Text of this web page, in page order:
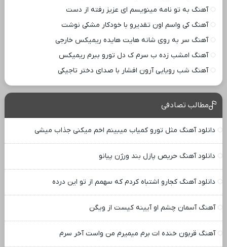
آهنگ به تو نامه مینویسم ای عزیز رفته از دست
آهنگ کی واسم اون تقدیرو با خودکار مشکی نوشت
آهنگ سر به روی شانه هایت هایده ریمیکس خارجی
آهنگ امشب زده ب سرم ک دل تورو ببرم ریمیکس
آهنگ شب رویایی آرون افشار با صدای دختر تاجیکی
مطالب تصادفی
دانلود آهنگ مثل تورو کمیاب میبینم اخم میکنی جذاب میشی
دانلود آهنگ حریص پازل بند ورژن پیانو
دانلود آهنگ کجارو اشتباه کردم که سهمم از تو این درده
آهنگ آسمان چشم او آیینه کیست از ویگن
آهنگ قربون خنده ات برم میمیرم من واست آخر سرم